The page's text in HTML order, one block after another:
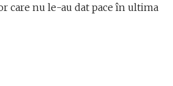
care nu le-au dat pace în ultima